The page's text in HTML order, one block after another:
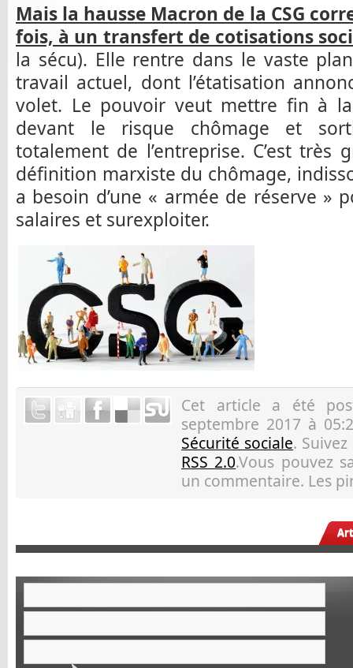
Mais la hausse Macron de la CSG
fois, à un transfert de cotisations
la sécu). Elle rentre dans le vaste
travail actuel, dont l’étatisation
volet. Le pouvoir veut mettre fin à
devant le risque chômage et
totalement de l’entreprise. C’est très
définition marxiste du chômage,
a besoin d’une « armée de réserve »
salaires et surexploiter.
Cet article a été
septembre 2017 à
Sécurité sociale.
RSS 2.0.Vous pouvez
un commentaire. Les